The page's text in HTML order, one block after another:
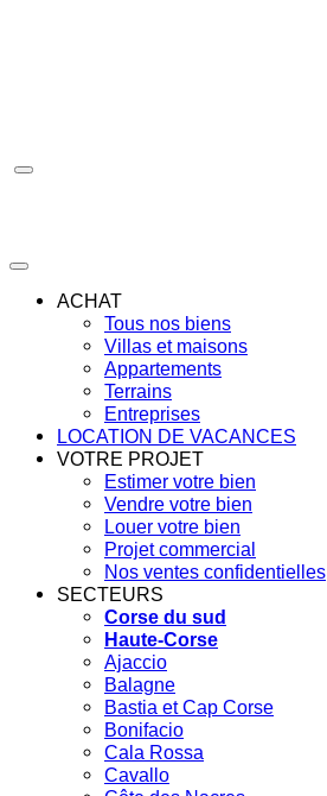
ACHAT
Tous nos biens
Villas et maisons
Appartements
Terrains
Entreprises
LOCATION DE VACANCES
VOTRE PROJET
Estimer votre bien
Vendre votre bien
Louer votre bien
Projet commercial
Nos ventes confidentielles
SECTEURS
Corse du sud
Haute-Corse
Ajaccio
Balagne
Bastia et Cap Corse
Bonifacio
Cala Rossa
Cavallo